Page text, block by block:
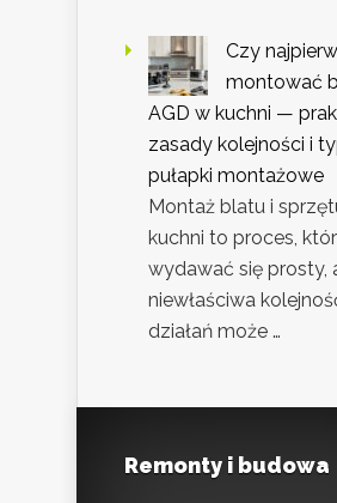
Czy najpierw
montować
AGD w kuchni —
zasady kolejności i
pułapki montażowe
Montaż blatu i
kuchni to proces,
wydawać się prosty,
niewłaściwa
działań może …
Remonty i budowa